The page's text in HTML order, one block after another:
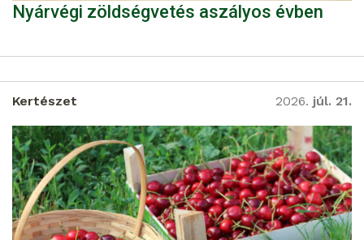
Nyárvégi zöldségvetés aszályos évben
Kertészet 2026. júl. 21.